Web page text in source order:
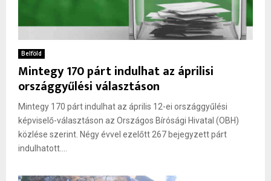
Belföld
Mintegy 170 párt indulhat az áprilisi
országgyűlési választáson
Mintegy 170 párt indulhat az április 12-ei országgyűlési
képviselő-választáson az Országos Bírósági Hivatal (OBH)
közlése szerint. Négy évvel ezelőtt 267 bejegyzett párt
indulhatott....